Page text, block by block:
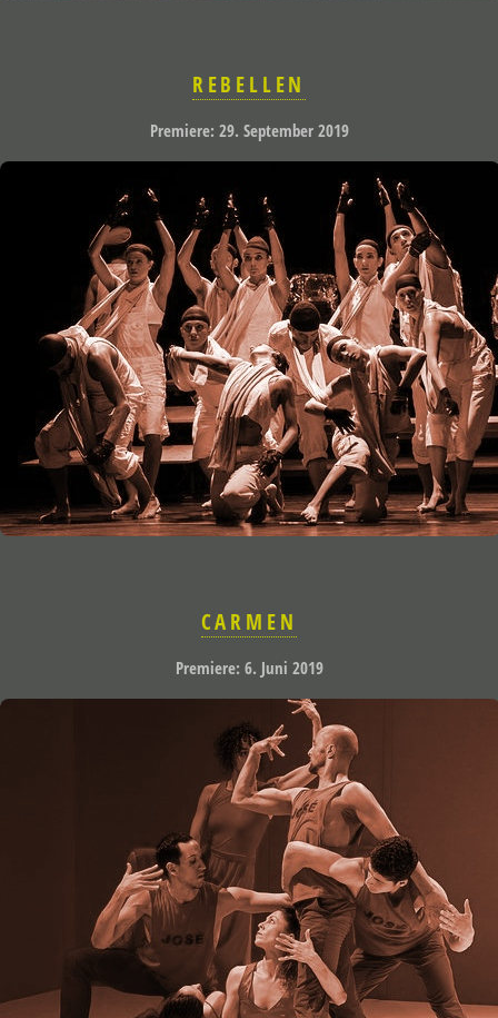
REBELLEN
Premiere: 29. September 2019
CARMEN
Premiere: 6. Juni 2019